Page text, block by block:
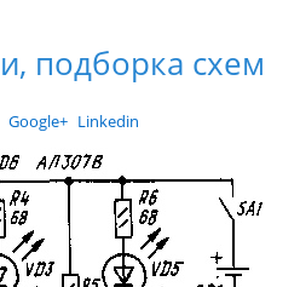
подборка схем
Google+ Linkedin